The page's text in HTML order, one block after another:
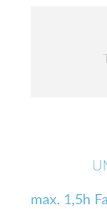
max. 1,5h